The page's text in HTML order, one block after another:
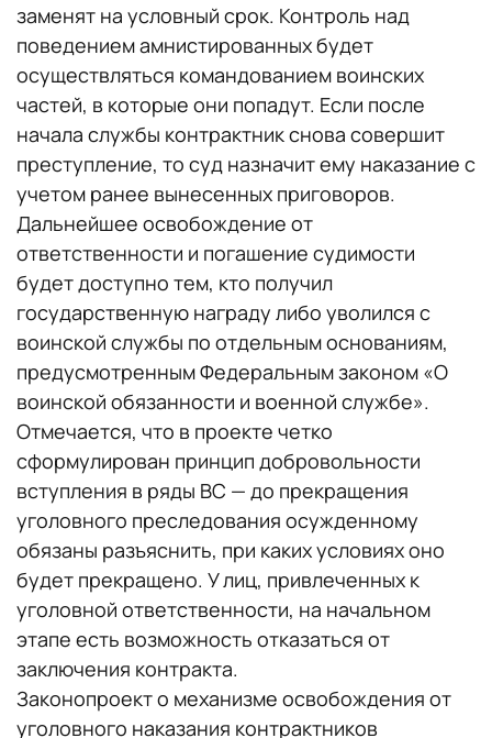
заменят на условный срок. Контроль над
поведением амнистированных будет
осуществляться командованием воинских
частей, в которые они попадут. Если после
начала службы контрактник снова совершит
преступление, то суд назначит ему наказание с
учетом ранее вынесенных приговоров.
Дальнейшее освобождение от
ответственности и погашение судимости
будет доступно тем, кто получил
государственную награду либо уволился с
воинской службы по отдельным основаниям,
предусмотренным Федеральным законом «О
воинской обязанности и военной службе».
Отмечается, что в проекте четко
сформулирован принцип добровольности
вступления в ряды ВС — до прекращения
уголовного преследования осужденному
обязаны разъяснить, при каких условиях оно
будет прекращено. У лиц, привлеченных к
уголовной ответственности, на начальном
этапе есть возможность отказаться от
заключения контракта.
Законопроект о механизме освобождения от
уголовного наказания контрактников